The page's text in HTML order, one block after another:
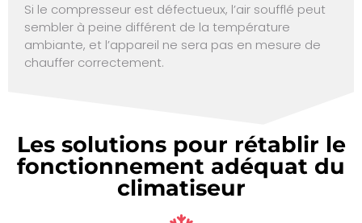
Si le compresseur est défectueux, l’air soufflé peut
sembler à peine différent de la température
ambiante, et l’appareil ne sera pas en mesure de
chauffer correctement.
Les solutions pour rétablir le
fonctionnement adéquat du
climatiseur